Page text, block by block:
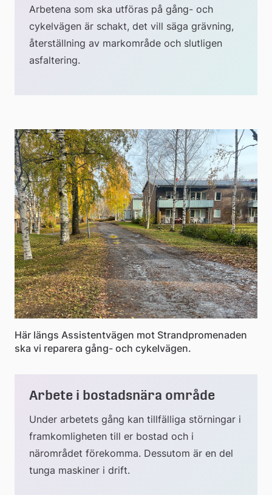
webbplats
Arbetena som ska utföras på gång- och
cykelvägen är schakt, det vill säga grävning,
återställning av markområde och slutligen
asfaltering.
Här längs Assistentvägen mot Strandpromenaden
ska vi reparera gång- och cykelvägen.
Arbete i bostadsnära område
Under arbetets gång kan tillfälliga störningar i
framkomligheten till er bostad och i
närområdet förekomma. Dessutom är en del
tunga maskiner i drift.